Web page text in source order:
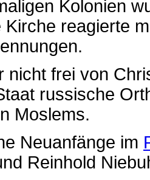
Kolonien
Kirche reagierte
nicht frei von
russische
Moslems.
Neuanfänge im
Reinhold